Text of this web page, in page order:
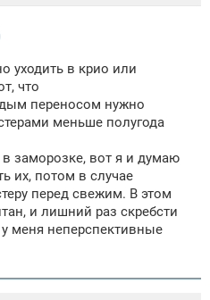
уходить в крио или
что
переносом нужно
меньше полугода
заморозке, вот я и думаю
их, потом в случае
перед свежим. В этом
и лишний раз скребсти
меня неперспективные